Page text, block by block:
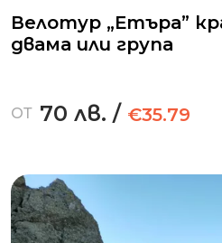
Велотур „Етъра”
двама или група
ОТ 70 лв. / €35.79